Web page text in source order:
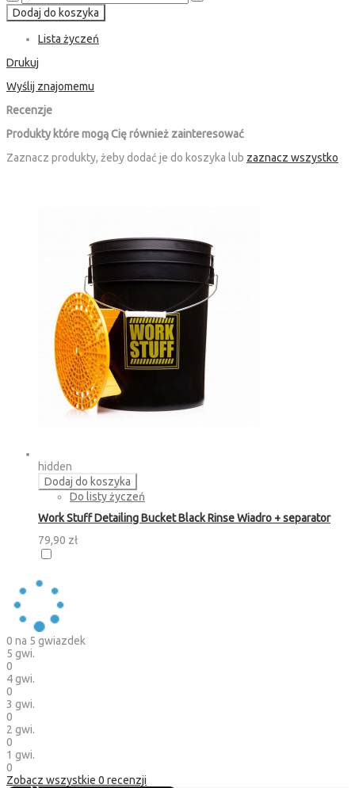
Dodaj do koszyka
Lista życzeń
Drukuj
Wyślij znajomemu
Recenzje
Produkty które mogą Cię również zainteresować
Zaznacz produkty, żeby dodać je do koszyka lub zaznacz wszystko
hidden
Dodaj do koszyka
Do listy życzeń
Work Stuff Detailing Bucket Black Rinse Wiadro + separator
79,90 zł
0 na 5 gwiazdek
5 gwi.
0
4 gwi.
0
3 gwi.
0
2 gwi.
0
1 gwi.
0
Zobacz wszystkie 0 recenzji